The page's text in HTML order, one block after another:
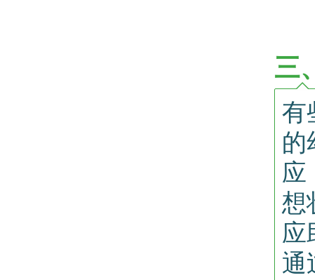
三
有
的
应
想
应
通